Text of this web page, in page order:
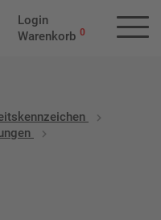
Login
Warenkorb 0